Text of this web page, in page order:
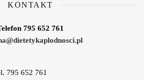
KONTAKT
795 652 761
795 652 761